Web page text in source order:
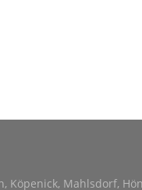
Köpenick, Mahlsdorf,